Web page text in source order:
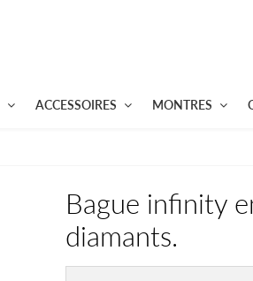
ACCESSOIRES MONTRES
Bague infinity
diamants.